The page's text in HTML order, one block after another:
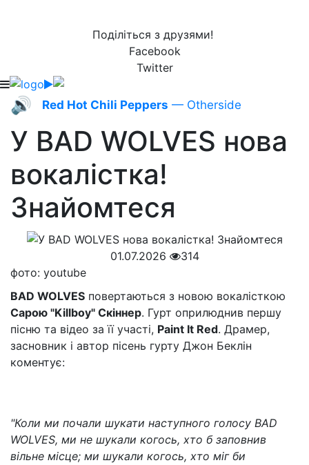
Поділіться з друзями!
Facebook
Twitter
🔊 Red Hot Chili Peppers — Otherside
У BAD WOLVES нова
вокалістка!
Знайомтеся
01.07.2026
314
фото: youtube
BAD WOLVES повертаються з новою вокалісткою
Сарою "Killboy" Скіннер. Гурт оприлюднив першу
пісню та відео за її участі, Paint It Red. Драмер,
засновник і автор пісень гурту Джон Беклін
коментує:
"Коли ми почали шукати наступного голосу BAD
WOLVES, ми не шукали когось, хто б заповнив
вільне місце; ми шукали когось, хто міг би